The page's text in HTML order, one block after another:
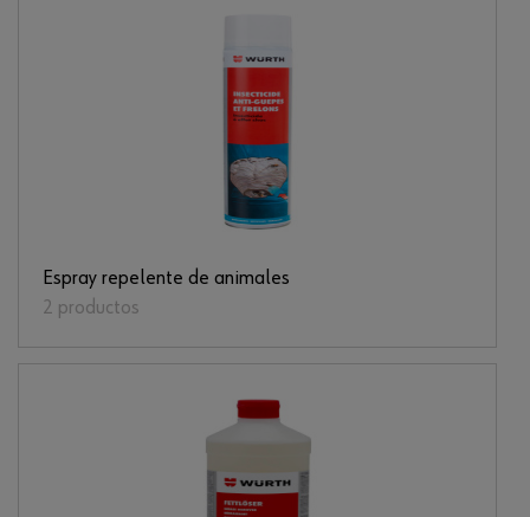
Espray repelente de animales
2 productos